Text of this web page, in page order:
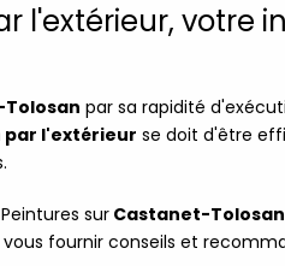
l'extérieur,
par sa rapidité
par l'extérieur se doit d'être
sur Castanet-Tolosan
fournir conseils et